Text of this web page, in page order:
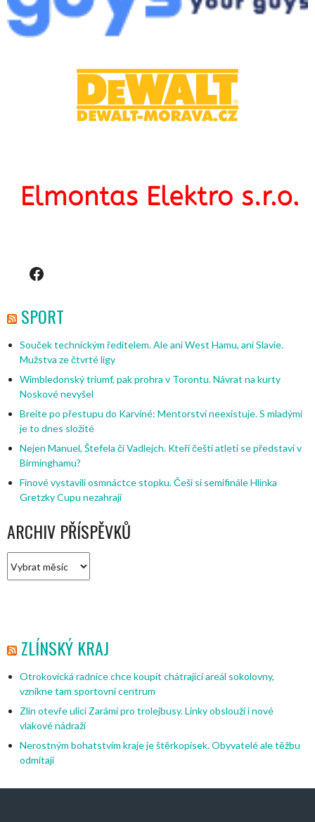
Facebook
SPORT
Souček technickým ředitelem. Ale ani West Hamu, ani Slavie.
Mužstva ze čtvrté ligy
Wimbledonský triumf, pak prohra v Torontu. Návrat na kurty
Noskové nevyšel
Breite po přestupu do Karviné: Mentorství neexistuje. S mladými
je to dnes složité
Nejen Manuel, Štefela či Vadlejch. Kteří čeští atleti se představí v
Birminghamu?
Finové vystavili osmnáctce stopku. Češi si semifinále Hlinka
Gretzky Cupu nezahrají
ARCHIV PŘÍSPĚVKŮ
příspěvků
ZLÍNSKÝ KRAJ
Otrokovická radnice chce koupit chátrající areál sokolovny,
vznikne tam sportovní centrum
Zlín otevře ulici Zarámí pro trolejbusy. Linky obslouží i nové
vlakové nádraží
Nerostným bohatstvím kraje je štěrkopísek. Obyvatelé ale těžbu
odmítají